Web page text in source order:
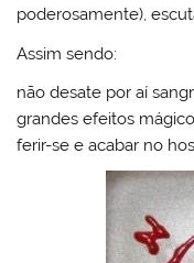
poderosamente),
Assim sendo:
não desate por aí
grandes efeitos
ferir-se e acabar no